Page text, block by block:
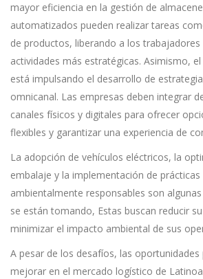
mayor eficiencia en la gestión de
automatizados pueden realizar tareas
de productos, liberando a los
actividades más estratégicas. Asimismo,
está impulsando el desarrollo de
omnicanal. Las empresas deben integrar
canales físicos y digitales para ofrecer
flexibles y garantizar una experiencia de
La adopción de vehículos eléctricos, la
embalaje y la implementación de
ambientalmente responsables son
se están tomando, Estas buscan reducir
minimizar el impacto ambiental de sus
A pesar de los desafíos, las oportunidades
mejorar en el mercado logístico de